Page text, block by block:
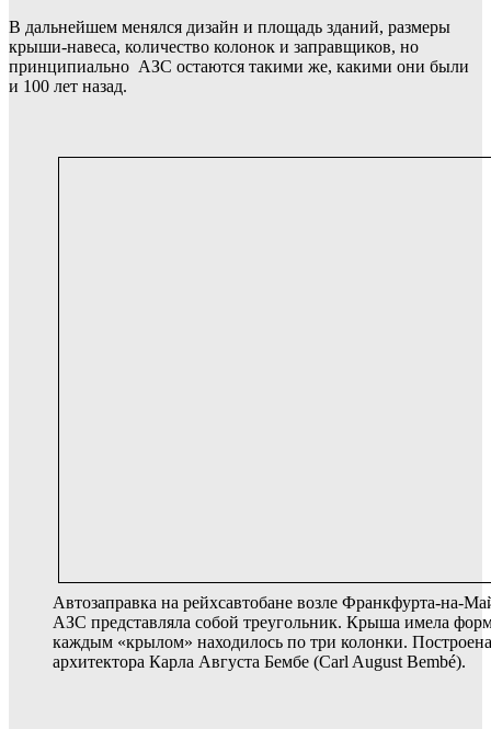
В дальнейшем менялся дизайн и площадь зданий, размеры
крыши-навеса, количество колонок и заправщиков, но
принципиально АЗС остаются такими же, какими они были
и 100 лет назад.
Автозаправка на рейхсавтобане возле Франкфурта-на-
АЗС представляла собой треугольник. Крыша имела
каждым «крылом» находилось по три колонки.
архитектора Карла Августа Бембе (Carl August Bembé).